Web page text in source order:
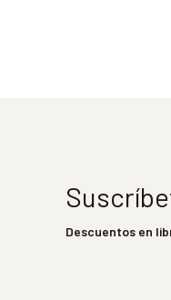
Descuentos en